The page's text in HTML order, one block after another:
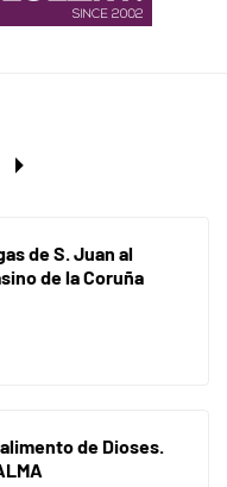
de S. Juan al
de la Coruña
de Dioses.